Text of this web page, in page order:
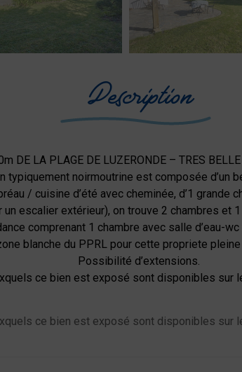
Description
DE LA PLAGE DE LUZERONDE – TRES
noirmoutrine est composée d’un
/ cuisine d’été avec cheminée, d’1 grande
un escalier extérieur), on trouve 2 chambres et
comprenant 1 chambre avec salle d’eau-
blanche du PPRL pour cette propriete
Possibilité d’extensions.
ce bien est exposé sont disponibles sur
ce bien est exposé sont disponibles sur